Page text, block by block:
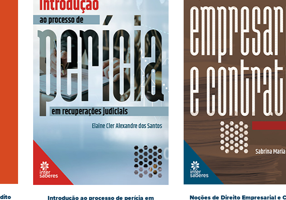
Introdução ao processo de perícia em Noções de Direito Empresarial e